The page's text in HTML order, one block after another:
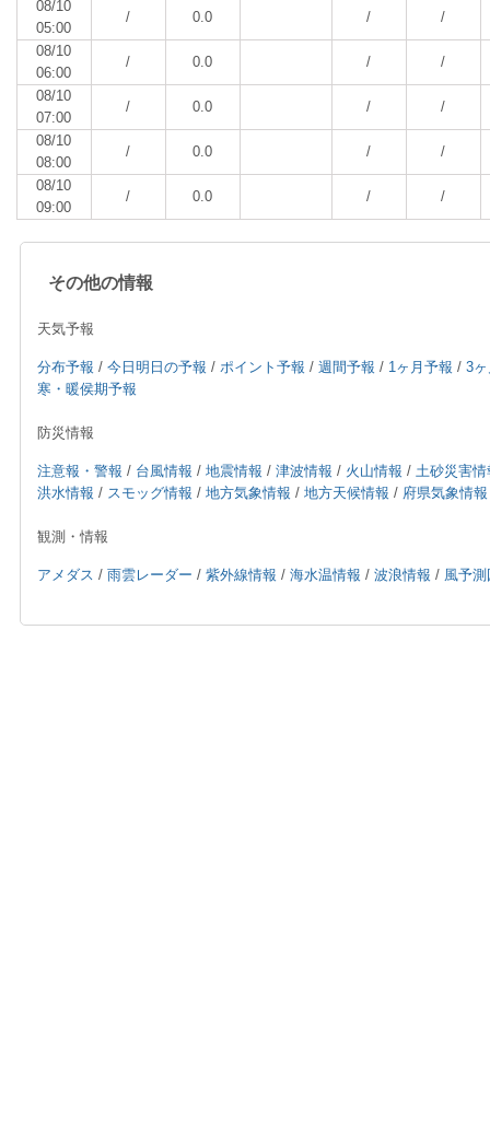
08/10
05:00
/ 0.0 / /
08/10
06:00
/ 0.0 / /
08/10
07:00
/ 0.0 / /
08/10
08:00
/ 0.0 / /
08/10
09:00
/ 0.0 / /
その他の情報
天気予報
分布予報 / 今日明日の予報 / ポイント予報 / 週間予報 / 1ヶ月予報 / 3
寒・暖侯期予報
防災情報
注意報・警報 / 台風情報 / 地震情報 / 津波情報 / 火山情報 / 土砂災害情
洪水情報 / スモッグ情報 / 地方気象情報 / 地方天候情報 / 府県気象情報
観測・情報
アメダス / 雨雲レーダー / 紫外線情報 / 海水温情報 / 波浪情報 / 風予測